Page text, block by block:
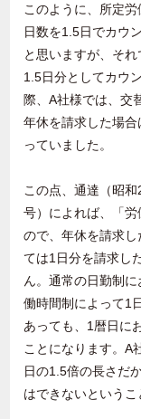
このように、所定
日数を1.5日でカウ
と思いますが、そ
1.5日分としてカウ
際、A社様では、交
年休を請求した場
っていました。
この点、通達（昭
号）によれば、「
ので、年休を請求
ては1日分を請求し
ん。通常の日勤制
働時間制によって1
あっても、1暦日に
ことになります。A
日の1.5倍の長さだ
はできないというこ